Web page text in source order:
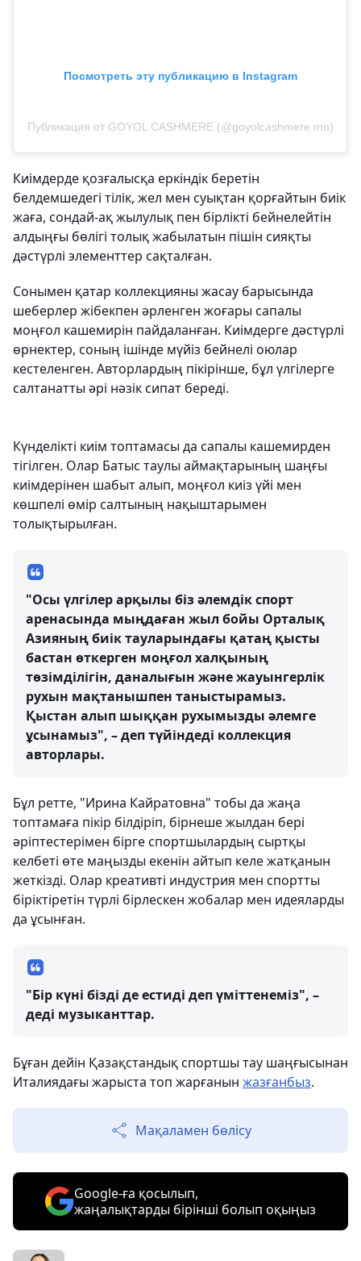
Посмотреть эту публикацию в Instagram
Публикация от GOYOL CASHMERE (@goyolcashmere.mn)
Киімдерде қозғалысқа еркіндік беретін
белдемшедегі тілік, жел мен суықтан қорғайтын биік
жаға, сондай-ақ жылулық пен бірлікті бейнелейтін
алдыңғы бөлігі толық жабылатын пішін сияқты
дәстүрлі элементтер сақталған.
Сонымен қатар коллекцияны жасау барысында
шеберлер жібекпен әрленген жоғары сапалы
моңғол кашемирін пайдаланған. Киімдерге дәстүрлі
өрнектер, соның ішінде мүйіз бейнелі оюлар
кестеленген. Авторлардың пікірінше, бұл үлгілерге
салтанатты әрі нәзік сипат береді.
Күнделікті киім топтамасы да сапалы кашемирден
тігілген. Олар Батыс таулы аймақтарының шаңғы
киімдерінен шабыт алып, моңғол киіз үйі мен
көшпелі өмір салтының нақыштарымен
толықтырылған.
"Осы үлгілер арқылы біз әлемдік спорт
аренасында мыңдаған жыл бойы Орталық
Азияның биік тауларындағы қатаң қысты
бастан өткерген моңғол халқының
төзімділігін, даналығын және жауынгерлік
рухын мақтанышпен таныстырамыз.
Қыстан алып шыққан рухымызды әлемге
ұсынамыз", – деп түйіндеді коллекция
авторлары.
Бұл ретте, "Ирина Кайратовна" тобы да жаңа
топтамаға пікір білдіріп, бірнеше жылдан бері
әріптестерімен бірге спортшылардың сыртқы
келбеті өте маңызды екенін айтып келе жатқанын
жеткізді. Олар креативті индустрия мен спортты
біріктіретін түрлі бірлескен жобалар мен идеяларды
да ұсынған.
"Бір күні бізді де естиді деп үміттенеміз", –
деді музыканттар.
Бұған дейін Қазақстандық спортшы тау шаңғысынан
Италиядағы жарыста топ жарғанын жазғанбыз.
Мақаламен бөлісу
Google-ға қосылып,
жаңалықтарды бірінші болып оқыңыз